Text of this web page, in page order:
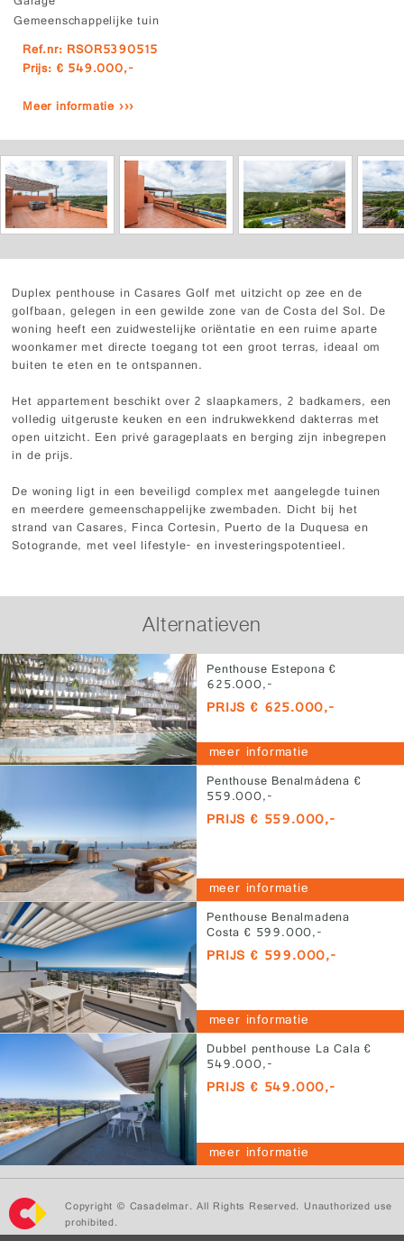
Gemeenschappelijke tuin
Ref.nr: RSOR5390515
Prijs: € 549.000,-
Meer informatie ›››
Duplex penthouse in Casares Golf met uitzicht op zee en de
golfbaan, gelegen in een gewilde zone van de Costa del Sol. De
woning heeft een zuidwestelijke oriëntatie en een ruime aparte
woonkamer met directe toegang tot een groot terras, ideaal om
buiten te eten en te ontspannen.
Het appartement beschikt over 2 slaapkamers, 2 badkamers, een
volledig uitgeruste keuken en een indrukwekkend dakterras met
open uitzicht. Een privé garageplaats en berging zijn inbegrepen
in de prijs.
De woning ligt in een beveiligd complex met aangelegde tuinen
en meerdere gemeenschappelijke zwembaden. Dicht bij het
strand van Casares, Finca Cortesin, Puerto de la Duquesa en
Sotogrande, met veel lifestyle- en investeringspotentieel.
Alternatieven
Penthouse Estepona €
625.000,-
PRIJS € 625.000,-
meer informatie
Penthouse Benalmádena €
559.000,-
PRIJS € 559.000,-
meer informatie
Penthouse Benalmadena
Costa € 599.000,-
PRIJS € 599.000,-
meer informatie
Dubbel penthouse La Cala €
549.000,-
PRIJS € 549.000,-
meer informatie
Copyright © Casadelmar. All Rights Reserved. Unauthorized use
prohibited.